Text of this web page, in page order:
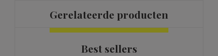
Gerelateerde producten
Best sellers